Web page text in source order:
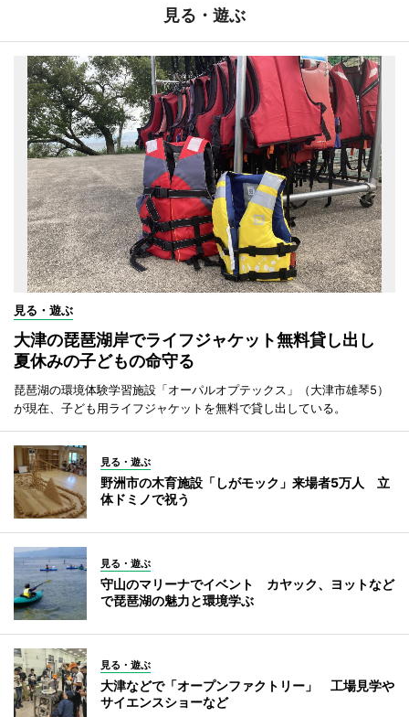
見る・遊ぶ
見る・遊ぶ
大津の琵琶湖岸でライフジャケット無料貸し出し
夏休みの子どもの命守る
琵琶湖の環境体験学習施設「オーパルオプテックス」（大津市雄琴5）
が現在、子ども用ライフジャケットを無料で貸し出している。
見る・遊ぶ
野洲市の木育施設「しがモック」来場者5万人 立
体ドミノで祝う
見る・遊ぶ
守山のマリーナでイベント カヤック、ヨットなど
で琵琶湖の魅力と環境学ぶ
見る・遊ぶ
大津などで「オープンファクトリー」 工場見学や
サイエンスショーなど